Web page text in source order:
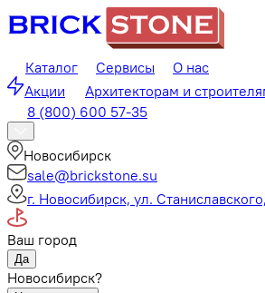
Каталог Сервисы
О нас
Акции
Архитекторам и
8 (800) 600 57-35
Новосибирск
sale@brickstone.su
г. Новосибирск, ул. Станиславского,
Ваш город
Да
Новосибирск?